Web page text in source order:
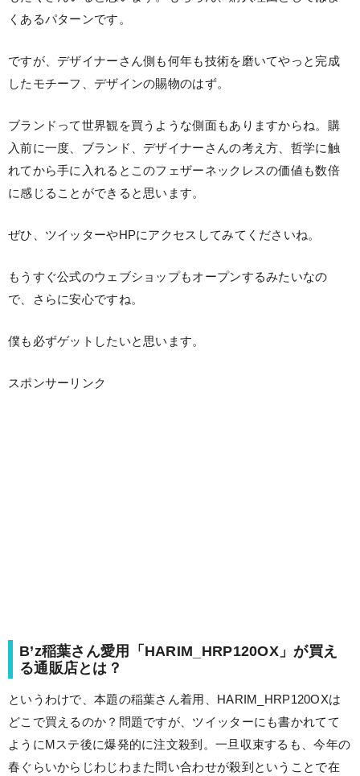
くあるパターンです。
ですが、デザイナーさん側も何年も技術を磨いてやっと完成
したモチーフ、デザインの賜物のはず。
ブランドって世界観を買うような側面もありますからね。購
入前に一度、ブランド、デザイナーさんの考え方、哲学に触
れてから手に入れるとこのフェザーネックレスの価値も数倍
に感じることができると思います。
ぜひ、ツイッターやHPにアクセスしてみてくださいね。
もうすぐ公式のウェブショップもオープンするみたいなの
で、さらに安心ですね。
僕も必ずゲットしたいと思います。
スポンサーリンク
B’z稲葉さん愛用「HARIM_HRP120OX」が買え
る通販店とは？
というわけで、本題の稲葉さん着用、HARIM_HRP120OXは
どこで買えるのか？問題ですが、ツイッターにも書かれてて
ようにMステ後に爆発的に注文殺到。一旦収束するも、今年の
春ぐらいからじわじわまた問い合わせが殺到ということで在